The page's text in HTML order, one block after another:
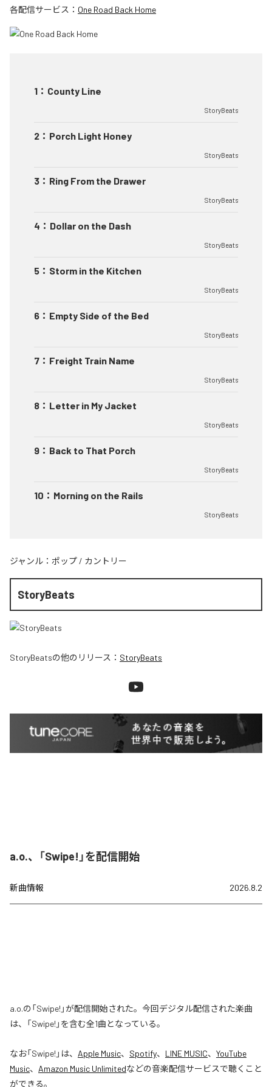
各配信サービス： One Road Back Home
1 ： County Line
StoryBeats
2 ： Porch Light Honey
StoryBeats
3 ： Ring From the Drawer
StoryBeats
4 ： Dollar on the Dash
StoryBeats
5 ： Storm in the Kitchen
StoryBeats
6 ： Empty Side of the Bed
StoryBeats
7 ： Freight Train Name
StoryBeats
8 ： Letter in My Jacket
StoryBeats
9 ： Back to That Porch
StoryBeats
10 ： Morning on the Rails
StoryBeats
ジャンル： ポップ / カントリー
StoryBeats
StoryBeatsの他のリリース： StoryBeats
a.o.、「Swipe!」を配信開始
新曲情報 2026.8.2
a.o.の「Swipe!」が配信開始された。今回デジタル配信された楽曲
は、「Swipe!」を含む全1曲となっている。
なお「Swipe! 」は、 Apple Music、 Spotify、 LINE MUSIC、 YouTube
Music、 Amazon Music Unlimitedなどの音楽配信サービスで聴くこと
ができる。